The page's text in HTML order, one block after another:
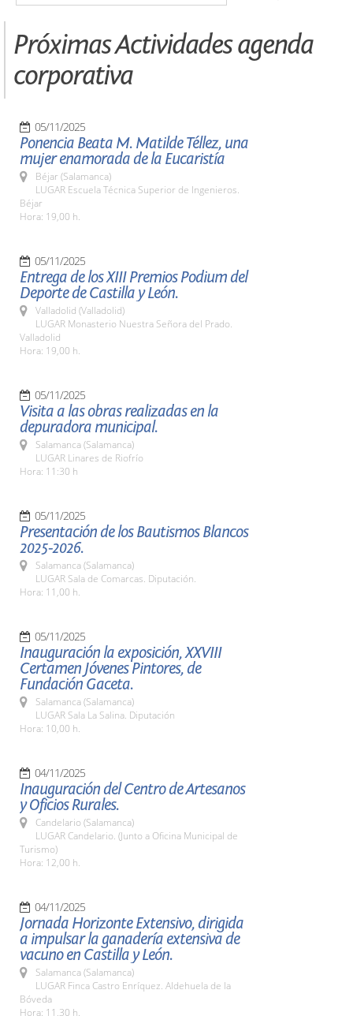
Próximas Actividades agenda
corporativa
05/11/2025
Ponencia Beata M. Matilde Téllez, una
mujer enamorada de la Eucaristía
Béjar (Salamanca)
LUGAR Escuela Técnica Superior de Ingenieros.
Béjar
Hora: 19,00 h.
05/11/2025
Entrega de los XIII Premios Podium del
Deporte de Castilla y León.
Valladolid (Valladolid)
LUGAR Monasterio Nuestra Señora del Prado.
Valladolid
Hora: 19,00 h.
05/11/2025
Visita a las obras realizadas en la
depuradora municipal.
Salamanca (Salamanca)
LUGAR Linares de Riofrío
Hora: 11:30 h
05/11/2025
Presentación de los Bautismos Blancos
2025-2026.
Salamanca (Salamanca)
LUGAR Sala de Comarcas. Diputación.
Hora: 11,00 h.
05/11/2025
Inauguración la exposición, XXVIII
Certamen Jóvenes Pintores, de
Fundación Gaceta.
Salamanca (Salamanca)
LUGAR Sala La Salina. Diputación
Hora: 10,00 h.
04/11/2025
Inauguración del Centro de Artesanos
y Oficios Rurales.
Candelario (Salamanca)
LUGAR Candelario. (Junto a Oficina Municipal de
Turismo)
Hora: 12,00 h.
04/11/2025
Jornada Horizonte Extensivo, dirigida
a impulsar la ganadería extensiva de
vacuno en Castilla y León.
Salamanca (Salamanca)
LUGAR Finca Castro Enríquez. Aldehuela de la
Bóveda
Hora: 11,30 h.